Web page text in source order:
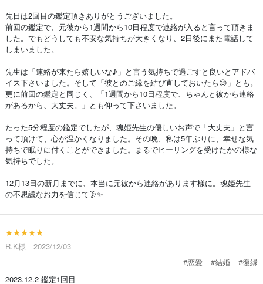
先日は2回目の鑑定頂きありがとうございました。
前回の鑑定で、元彼から1週間から10日程度で連絡が入ると言って頂きま
した。でもどうしても不安な気持ちが大きくなり、2日後にまた電話して
しまいました。
先生は「連絡が来たら嬉しいな♪」と言う気持ちで過ごすと良いとアドバ
イス下さいました。そして「彼とのご縁を結び直しておいたら😊」とも。
更に前回の鑑定と同じく、「1週間から10日程度で、ちゃんと彼から連絡
があるから、大丈夫。」とも仰って下さいました。
たった5分程度の鑑定でしたが、魂姫先生の優しいお声で「大丈夫」と言
って頂けて、心が温かくなりました。その晩、私は5年ぶりに、幸せな気
持ちで眠りに付くことができました。まるでヒーリングを受けたかの様な
気持ちでした。
12月13日の新月までに、本当に元彼から連絡があります様に。魂姫先生
の不思議なお力を信じて🌛✨
★★★★★
R.K様 2023/12/03
#恋愛
#結婚
#復縁
2023.12.2 鑑定1回目